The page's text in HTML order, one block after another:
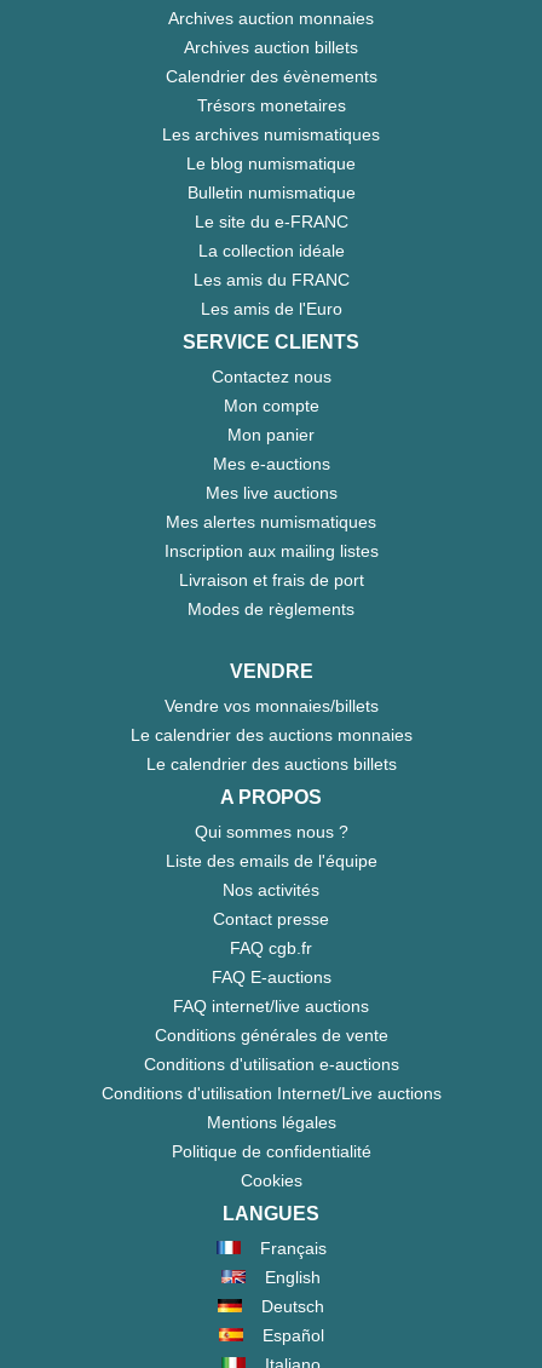
Archives auction monnaies
Archives auction billets
Calendrier des évènements
Trésors monetaires
Les archives numismatiques
Le blog numismatique
Bulletin numismatique
Le site du e-FRANC
La collection idéale
Les amis du FRANC
Les amis de l'Euro
SERVICE CLIENTS
Contactez nous
Mon compte
Mon panier
Mes e-auctions
Mes live auctions
Mes alertes numismatiques
Inscription aux mailing listes
Livraison et frais de port
Modes de règlements
VENDRE
Vendre vos monnaies/billets
Le calendrier des auctions monnaies
Le calendrier des auctions billets
A PROPOS
Qui sommes nous ?
Liste des emails de l'équipe
Nos activités
Contact presse
FAQ cgb.fr
FAQ E-auctions
FAQ internet/live auctions
Conditions générales de vente
Conditions d'utilisation e-auctions
Conditions d'utilisation Internet/Live auctions
Mentions légales
Politique de confidentialité
Cookies
LANGUES
Français
English
Deutsch
Español